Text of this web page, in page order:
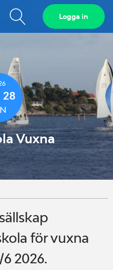
Visa
sökfält
Logga in
28
Vuxna
för vuxna
2026.